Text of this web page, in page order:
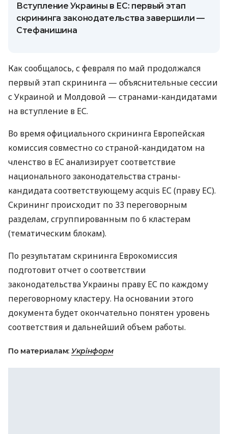
Вступление Украины в ЕС: первый этап
скрининга законодательства завершили —
Стефанишина
Как сообщалось, с февраля по май продолжался
первый этап скрининга — объяснительные сессии
с Украиной и Молдовой — странами-кандидатами
на вступление в ЕС.
Во время официального скрининга Европейская
комиссия совместно со страной-кандидатом на
членство в ЕС анализирует соответствие
национального законодательства страны-
кандидата соответствующему acquis ЕС (праву ЕС).
Скрининг происходит по 33 переговорным
разделам, сгруппированным по 6 кластерам
(тематическим блокам).
По результатам скрининга Еврокомиссия
подготовит отчет о соответствии
законодательства Украины праву ЕС по каждому
переговорному кластеру. На основании этого
документа будет окончательно понятен уровень
соответствия и дальнейший объем работы.
По материалам: Укрінформ